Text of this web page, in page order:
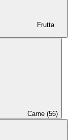
Frutta
Carne (56)